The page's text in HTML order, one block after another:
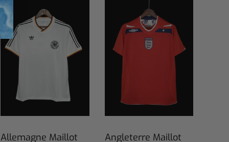
Allemagne Maillot
Angleterre Maillot